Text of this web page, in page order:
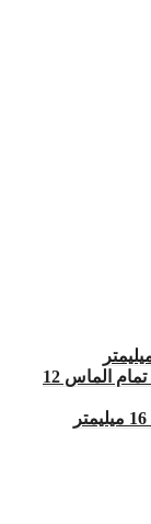
برقو ماشینی تنگستن کارباید تمام الماس 12